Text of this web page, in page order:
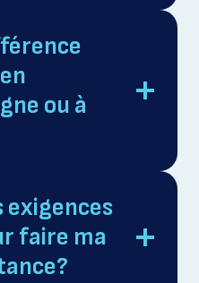
ou à
exigences
faire ma